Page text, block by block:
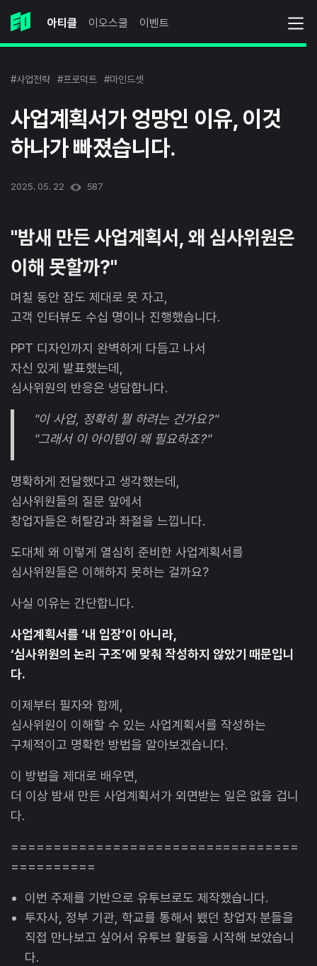
아티클 이오스쿨 이벤트
#사업전략 #프로덕트 #마인드셋
사업계획서가 엉망인 이유, 이것
하나가 빠졌습니다.
2025. 05. 22 587
"밤새 만든 사업계획서, 왜 심사위원은
이해 못할까?"
며칠 동안 잠도 제대로 못 자고,
고객 인터뷰도 수십 명이나 진행했습니다.
PPT 디자인까지 완벽하게 다듬고 나서
자신 있게 발표했는데,
심사위원의 반응은 냉담합니다.
"이 사업, 정확히 뭘 하려는 건가요?"
"그래서 이 아이템이 왜 필요하죠?"
명확하게 전달했다고 생각했는데,
심사위원들의 질문 앞에서
창업자들은 허탈감과 좌절을 느낍니다.
도대체 왜 이렇게 열심히 준비한 사업계획서를
심사위원들은 이해하지 못하는 걸까요?
사실 이유는 간단합니다.
사업계획서를 ‘내 입장’이 아니라,
‘심사위원의 논리 구조’에 맞춰 작성하지 않았기 때문입니
다.
이제부터 필자와 함께,
심사위원이 이해할 수 있는 사업계획서를 작성하는
구체적이고 명확한 방법을 알아보겠습니다.
이 방법을 제대로 배우면,
더 이상 밤새 만든 사업계획서가 외면받는 일은 없을 겁니
다.
==================================
==========
이번 주제를 기반으로 유투브로도 제작했습니다.
투자사, 정부 기관, 학교를 통해서 뵀던 창업자 분들을
직접 만나보고 싶어서 유투브 활동을 시작해 보았습니
다.